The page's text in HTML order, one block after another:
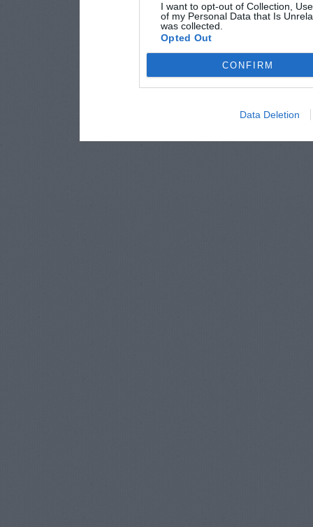
I want to opt-out of Collection,
of my Personal Data that Is
was collected.
Opted Out
CONFIRM
Data Deletion